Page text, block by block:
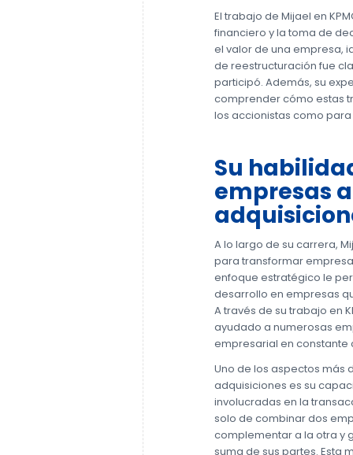
El trabajo de Mijael en
financiero y la toma de
el valor de una empresa,
de reestructuración fue
participó. Además, su
comprender cómo estas
los accionistas como
Su
empresas
A lo largo de su carrera,
para transformar
enfoque estratégico le
desarrollo en empresas
A través de su trabajo en
ayudado a numerosas
empresarial en constante
Uno de los aspectos más
adquisiciones es su
involucradas en la
solo de combinar dos
complementar a la otra y
suma de sus partes. Esta